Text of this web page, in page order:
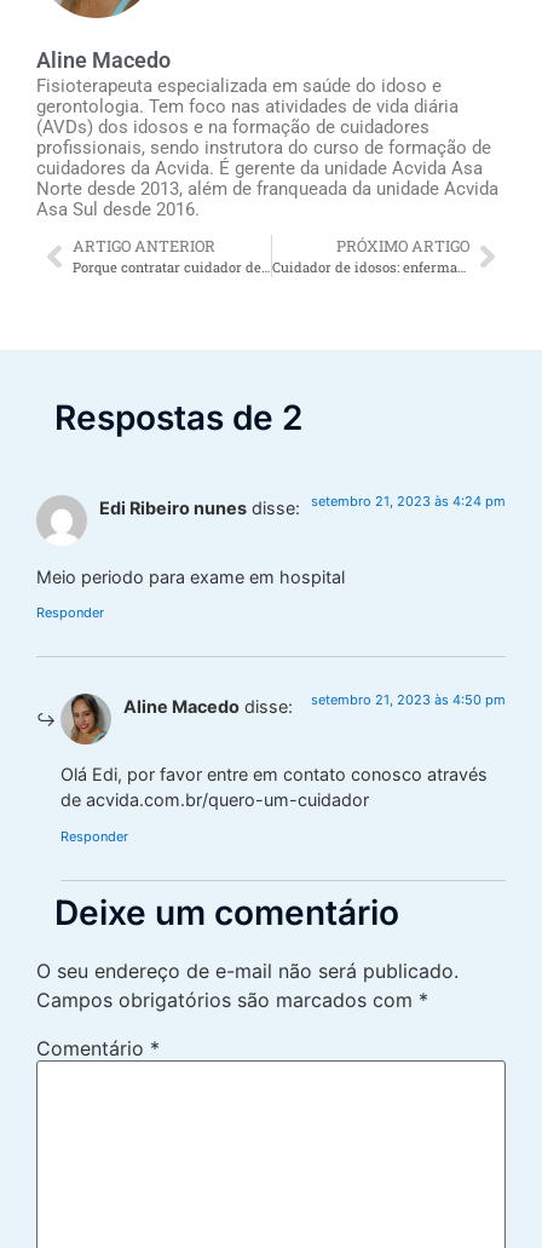
Aline Macedo
Fisioterapeuta especializada em saúde do idoso e
gerontologia. Tem foco nas atividades de vida diária
(AVDs) dos idosos e na formação de cuidadores
profissionais, sendo instrutora do curso de formação de
cuidadores da Acvida. É gerente da unidade Acvida Asa
Norte desde 2013, além de franqueada da unidade Acvida
Asa Sul desde 2016.
ARTIGO ANTERIOR
Porque contratar cuidador de idosos Jundiaí oferece alívio para os familiares do idoso
PRÓXIMO ARTIGO
Cuidador de idosos: enfermagem domiciliar
Respostas de 2
Edi Ribeiro nunes disse: setembro 21, 2023 às 4:24 pm
Meio periodo para exame em hospital
Responder
Aline Macedo disse: setembro 21, 2023 às 4:50 pm
Olá Edi, por favor entre em contato conosco através
de acvida.com.br/quero-um-cuidador
Responder
Deixe um comentário
O seu endereço de e-mail não será publicado.
Campos obrigatórios são marcados com *
Comentário *